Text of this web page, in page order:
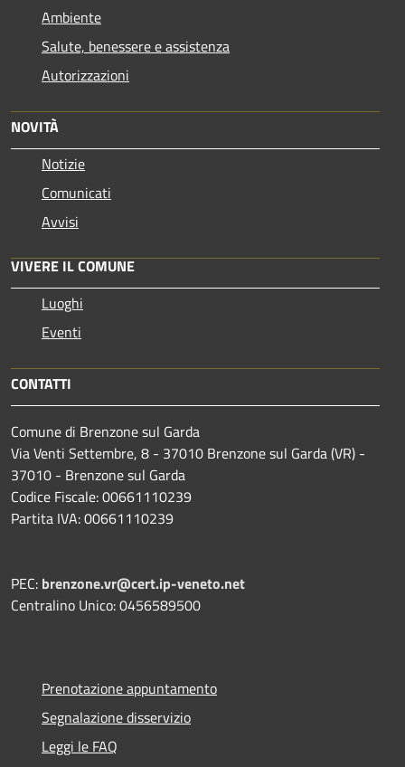
Ambiente
Salute, benessere e assistenza
Autorizzazioni
NOVITÀ
Notizie
Comunicati
Avvisi
VIVERE IL COMUNE
Luoghi
Eventi
CONTATTI
Comune di Brenzone sul Garda
Via Venti Settembre, 8 - 37010 Brenzone sul Garda (VR) -
37010 - Brenzone sul Garda
Codice Fiscale: 00661110239
Partita IVA: 00661110239
PEC: brenzone.vr@cert.ip-veneto.net
Centralino Unico: 0456589500
Prenotazione appuntamento
Segnalazione disservizio
Leggi le FAQ